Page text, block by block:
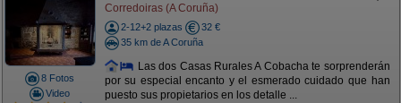
8 Fotos
Video
Corredoiras (A Coruña)
2-12+2 plazas
32 €
35 km de A Coruña
Las dos Casas Rurales A Cobacha te sorprenderán
por su especial encanto y el esmerado cuidado que han
puesto sus propietarios en los detalle ...